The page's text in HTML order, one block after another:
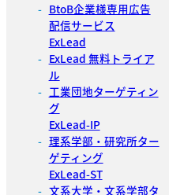
BtoB企業様専用広告
配信サービス
ExLead
ExLead 無料トライア
ル
工業団地ターゲティン
グ
ExLead-IP
理系学部・研究所ター
ゲティング
ExLead-ST
文系大学・文系学部タ